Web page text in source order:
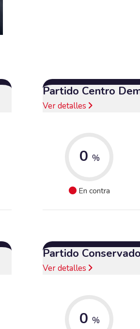
Partido Centro
Ver detalles
0 %
En contra
Partido
Ver detalles
0 %